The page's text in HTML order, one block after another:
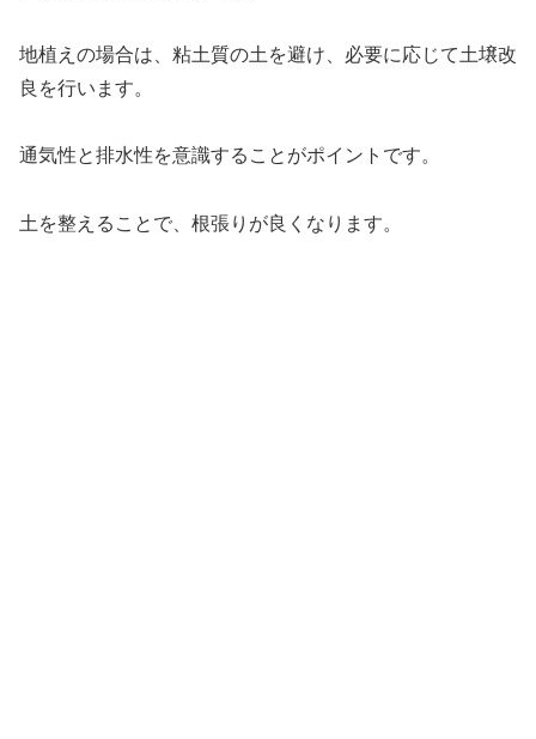
地植えの場合は、粘土質の土を避け、必要に応じて土壌改
良を行います。
通気性と排水性を意識することがポイントです。
土を整えることで、根張りが良くなります。